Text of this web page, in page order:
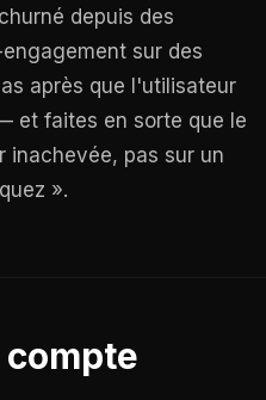
depuis des
sur des
après que l'utilisateur
et faites en sorte que le
inachevée, pas sur un
».